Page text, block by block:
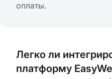
оплаты.
Легко ли
платформу